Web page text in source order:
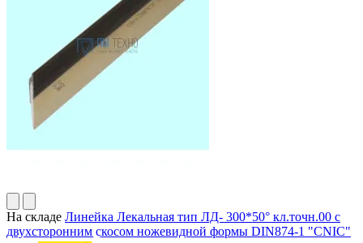
На складе Линейка Лекальная тип ЛД- 300*50° кл.точн.00 с
двухсторонним скосом ножевидной формы DIN874-1 "CNIC"